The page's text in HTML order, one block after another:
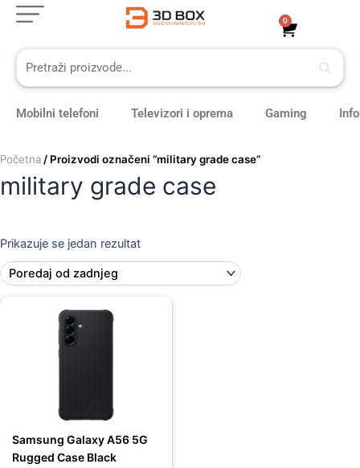
Skip
content
0
Cart
Mobilni telefoni Televizori i oprema Gaming
Početna / Proizvodi označeni “military grade case”
military grade case
Prikazuje se jedan rezultat
Samsung Galaxy A56 5G
Rugged Case Black